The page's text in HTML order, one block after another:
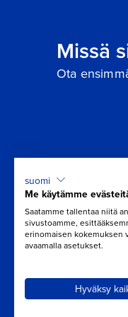
Missä
Ota
suomi
Me käytämme
Saatamme tallentaa niitä
sivustoamme,
erinomaisen kokemuksen
avaamalla asetukset.
Hyväksy